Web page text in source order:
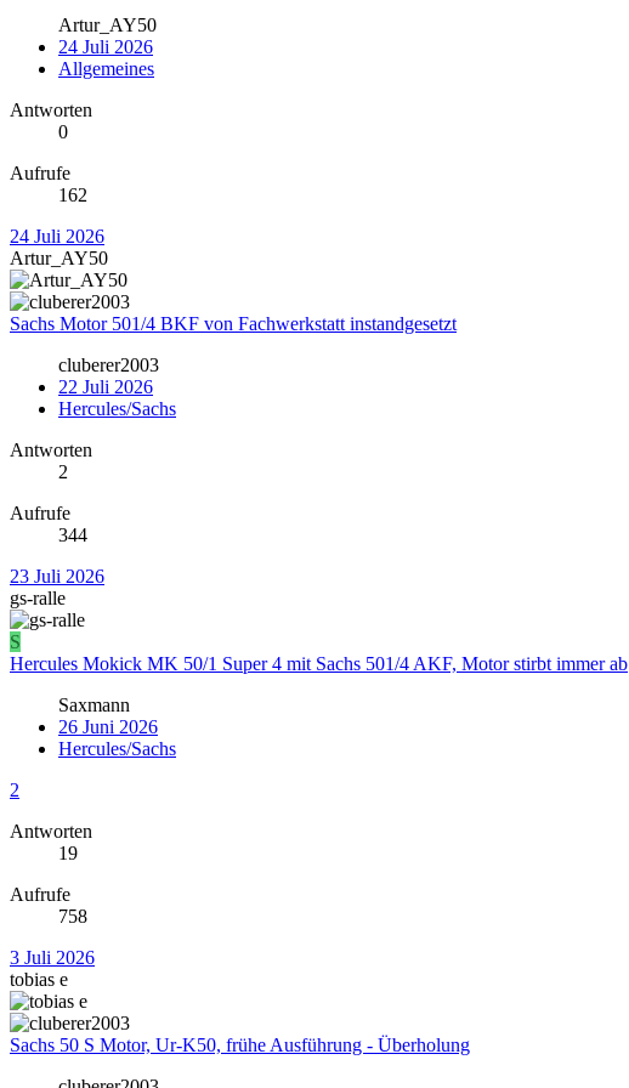
Artur_AY50
24 Juli 2026
Allgemeines
Antworten
0
Aufrufe
162
24 Juli 2026
Artur_AY50
Sachs Motor 501/4 BKF von Fachwerkstatt instandgesetzt
cluberer2003
22 Juli 2026
Hercules/Sachs
Antworten
2
Aufrufe
344
23 Juli 2026
gs-ralle
S
Hercules Mokick MK 50/1 Super 4 mit Sachs 501/4 AKF, Motor stirbt immer ab
Saxmann
26 Juni 2026
Hercules/Sachs
2
Antworten
19
Aufrufe
758
3 Juli 2026
tobias e
Sachs 50 S Motor, Ur-K50, frühe Ausführung - Überholung